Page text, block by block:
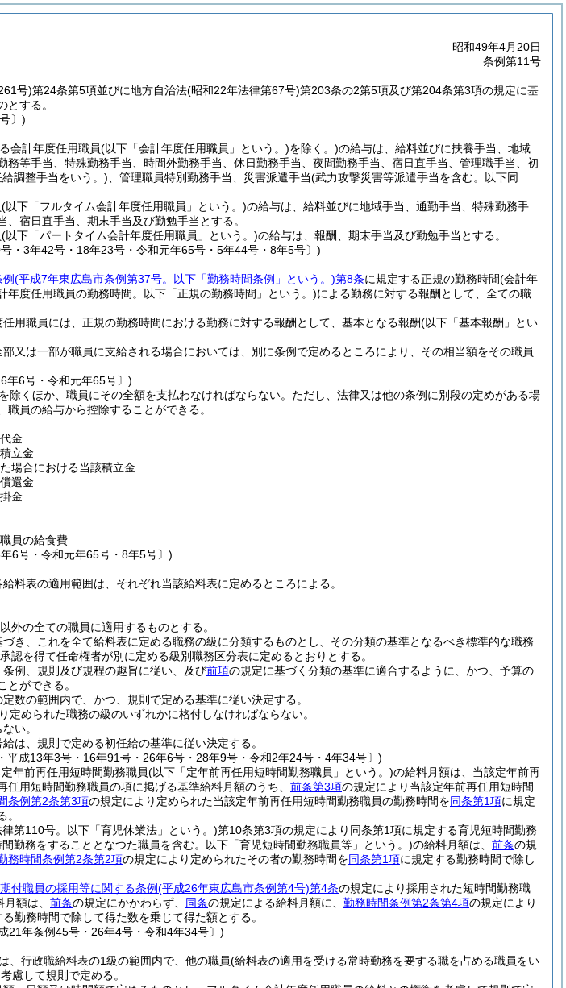
昭和49年4月20日
条例第11号
号)第24条第5項並びに地方自治法(昭和22年法律第67号)第203条の2第5項及び第204条第3項の規定に基
する。
〕)
会計年度任用職員(以下「会計年度任用職員」という。)を除く。)の給与は、給料並びに扶養手当、地域
等手当、特殊勤務手当、時間外勤務手当、休日勤務手当、夜間勤務手当、宿日直手当、管理職手当、初
調整手当をいう。) 、管理職員特別勤務手当、災害派遣手当(武力攻撃災害等派遣手当を含む。以下同
(以下「フルタイム会計年度任用職員」という。)の給与は、給料並びに地域手当、通勤手当、特殊勤務手
宿日直手当、期末手当及び勤勉手当とする。
(以下「パートタイム会計年度任用職員」という。)の給与は、報酬、期末手当及び勤勉手当とする。
・3年42号・18年23号・令和元年65号・5年44号・8年5号〕)
(平成7年東広島市条例第37号。以下「勤務時間条例」という。)第8条に規定する正規の勤務時間(会計年
年度任用職員の勤務時間。以下「正規の勤務時間」という。)による勤務に対する報酬として、全ての職
用職員には、正規の勤務時間における勤務に対する報酬として、基本となる報酬(以下「基本報酬」とい
又は一部が職員に支給される場合においては、別に条例で定めるところにより、その相当額をその職員
年6号・令和元年65号〕)
除くほか、職員にその全額を支払わなければならない。 ただし、法律又は他の条例に別段の定めがある場
員の給与から控除することができる。
金
立金
場合における当該積立金
還金
金
員の給食費
6号・令和元年65号・8年5号〕)
料表の適用範囲は、それぞれ当該給料表に定めるところによる。
外の全ての職員に適用するものとする。
き、これを全て給料表に定める職務の級に分類するものとし、その分類の基準となるべき標準的な職務
認を得て任命権者が別に定める級別職務区分表に定めるとおりとする。
例、規則及び規程の趣旨に従い、及び前項の規定に基づく分類の基準に適合するように、かつ、予算の
ができる。
数の範囲内で、かつ、規則で定める基準に従い決定する。
定められた職務の級のいずれかに格付しなければならない。
い。
は、規則で定める初任給の基準に従い決定する。
成13年3号・16年91号・26年6号・28年9号・令和2年24号・4年34号〕)
年前再任用短時間勤務職員(以下「定年前再任用短時間勤務職員」という。)の給料月額は、当該定年前再
用短時間勤務職員の項に掲げる基準給料月額のうち、 前条第3項の規定により当該定年前再任用短時間
条例第2条第3項の規定により定められた当該定年前再任用短時間勤務職員の勤務時間を同条第1項に規定
第110号。以下「育児休業法」という。)第10条第3項の規定により同条第1項に規定する育児短時間勤務
勤務をすることとなつた職員を含む。以下「育児短時間勤務職員等」という。)の給料月額は、 前条の規
務時間条例第2条第2項の規定により定められたその者の勤務時間を同条第1項に規定する勤務時間で除し
付職員の採用等に関する条例(平成26年東広島市条例第4号)第4条の規定により採用された短時間勤務職
額は、 前条の規定にかかわらず、 同条の規定による給料月額に、 勤務時間条例第2条第4項の規定により
る勤務時間で除して得た数を乗じて得た額とする。
21年条例45号・26年4号・令和4年34号〕)
、行政職給料表の1級の範囲内で、他の職員(給料表の適用を受ける常時勤務を要する職を占める職員をい
慮して規則で定める。